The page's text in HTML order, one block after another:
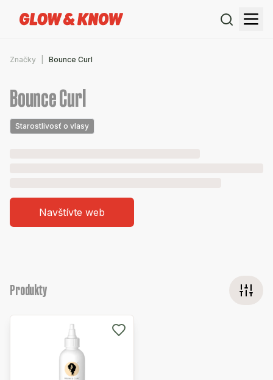
Značky Bounce Curl
Bounce Curl
Starostlivosť o vlasy
Navštívte web
Produkty